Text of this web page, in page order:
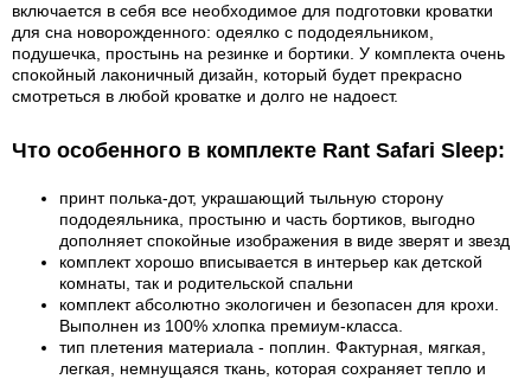
включается в себя все необходимое для подготовки кроватки
для сна новорожденного: одеялко с пододеяльником,
подушечка, простынь на резинке и бортики. У комплекта очень
спокойный лаконичный дизайн, который будет прекрасно
смотреться в любой кроватке и долго не надоест.
Что особенного в комплекте Rant Safari Sleep:
принт полька-дот, украшающий тыльную сторону
пододеяльника, простыню и часть бортиков, выгодно
дополняет спокойные изображения в виде зверят и звезд
комплект хорошо вписывается в интерьер как детской
комнаты, так и родительской спальни
комплект абсолютно экологичен и безопасен для крохи.
Выполнен из 100% хлопка премиум-класса.
тип плетения материала - поплин. Фактурная, мягкая,
легкая, немнущаяся ткань, которая сохраняет тепло и